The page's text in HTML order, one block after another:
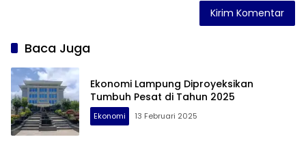
Baca Juga
Ekonomi Lampung Diproyeksikan
Tumbuh Pesat di Tahun 2025
Ekonomi 13 Februari 2025